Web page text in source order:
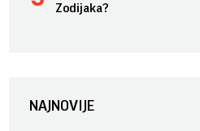
Zodijaka?
NAJNOVIJE